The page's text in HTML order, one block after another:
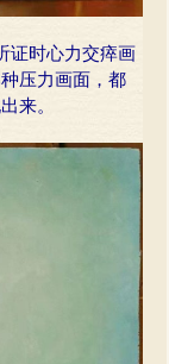
证时心力交瘁画
压力画面，都
来。